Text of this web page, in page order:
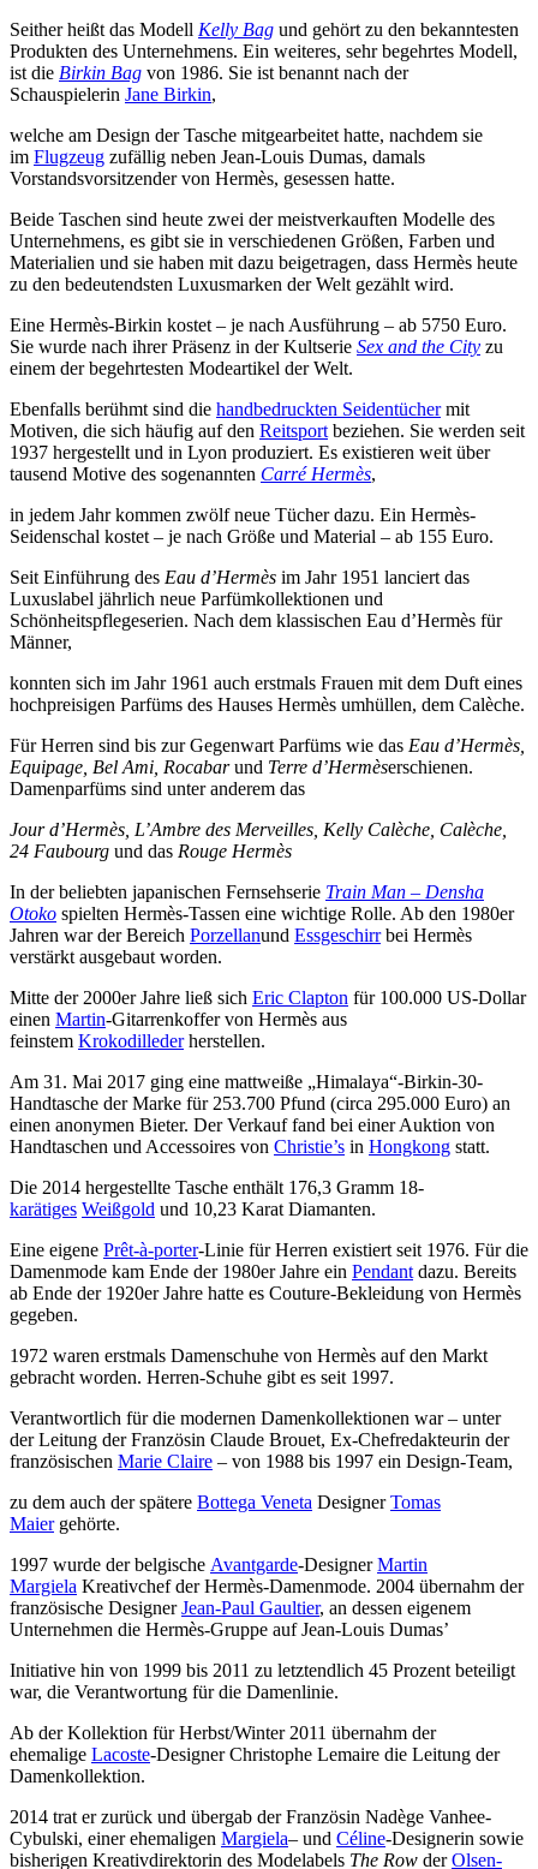
Seither heißt das Modell Kelly Bag und gehört zu den bekanntesten
Produkten des Unternehmens. Ein weiteres, sehr begehrtes Modell,
ist die Birkin Bag von 1986. Sie ist benannt nach der
Schauspielerin Jane Birkin,
welche am Design der Tasche mitgearbeitet hatte, nachdem sie
im Flugzeug zufällig neben Jean-Louis Dumas, damals
Vorstandsvorsitzender von Hermès, gesessen hatte.
Beide Taschen sind heute zwei der meistverkauften Modelle des
Unternehmens, es gibt sie in verschiedenen Größen, Farben und
Materialien und sie haben mit dazu beigetragen, dass Hermès heute
zu den bedeutendsten Luxusmarken der Welt gezählt wird.
Eine Hermès-Birkin kostet – je nach Ausführung – ab 5750 Euro.
Sie wurde nach ihrer Präsenz in der Kultserie Sex and the City zu
einem der begehrtesten Modeartikel der Welt.
Ebenfalls berühmt sind die handbedruckten Seidentüchermit
Motiven, die sich häufig auf den Reitsport beziehen. Sie werden seit
1937 hergestellt und in Lyon produziert. Es existieren weit über
tausend Motive des sogenannten Carré Hermès,
in jedem Jahr kommen zwölf neue Tücher dazu. Ein Hermès-
Seidenschal kostet – je nach Größe und Material – ab 155 Euro.
Seit Einführung des Eau d’Hermès im Jahr 1951 lanciert das
Luxuslabel jährlich neue Parfümkollektionen und
Schönheitspflegeserien. Nach dem klassischen Eau d’Hermès für
Männer,
konnten sich im Jahr 1961 auch erstmals Frauen mit dem Duft eines
hochpreisigen Parfüms des Hauses Hermès umhüllen, dem Calèche.
Für Herren sind bis zur Gegenwart Parfüms wie das Eau d’Hermès,
Equipage, Bel Ami, Rocabarund Terre d’Hermèserschienen.
Damenparfüms sind unter anderem das
Jour d’Hermès, L’Ambre des Merveilles, Kelly Calèche, Calèche,
24 Faubourg und das Rouge Hermès
In der beliebten japanischen Fernsehserie Train Man – Densha
Otoko spielten Hermès-Tassen eine wichtige Rolle. Ab den 1980er
Jahren war der Bereich Porzellanund Essgeschirrbei Hermès
verstärkt ausgebaut worden.
Mitte der 2000er Jahre ließ sich Eric Clapton für 100.000 US-Dollar
einen Martin-Gitarrenkoffer von Hermès aus
feinstem Krokodillederherstellen.
Am 31. Mai 2017 ging eine mattweiße „Himalaya“-Birkin-30-
Handtasche der Marke für 253.700 Pfund (circa 295.000 Euro) an
einen anonymen Bieter. Der Verkauf fand bei einer Auktion von
Handtaschen und Accessoires von Christie’s in Hongkong statt.
Die 2014 hergestellte Tasche enthält 176,3 Gramm 18-
karätiges Weißgold und 10,23 Karat Diamanten.
Eine eigene Prêt-à-porter-Linie für Herren existiert seit 1976. Für die
Damenmode kam Ende der 1980er Jahre ein Pendant dazu. Bereits
ab Ende der 1920er Jahre hatte es Couture-Bekleidung von Hermès
gegeben.
1972 waren erstmals Damenschuhe von Hermès auf den Markt
gebracht worden. Herren-Schuhe gibt es seit 1997.
Verantwortlich für die modernen Damenkollektionen war – unter
der Leitung der Französin Claude Brouet, Ex-Chefredakteurin der
französischen Marie Claire – von 1988 bis 1997 ein Design-Team,
zu dem auch der spätere Bottega Veneta DesignerTomas
Maiergehörte.
1997 wurde der belgische Avantgarde-DesignerMartin
Margiela Kreativchef der Hermès-Damenmode. 2004 übernahm der
französische DesignerJean-Paul Gaultier, an dessen eigenem
Unternehmen die Hermès-Gruppe auf Jean-Louis Dumas’
Initiative hin von 1999 bis 2011 zu letztendlich 45 Prozent beteiligt
war, die Verantwortung für die Damenlinie.
Ab der Kollektion für Herbst/Winter 2011 übernahm der
ehemalige Lacoste-Designer Christophe Lemaire die Leitung der
Damenkollektion.
2014 trat er zurück und übergab der Französin Nadège Vanhee-
Cybulski, einer ehemaligen Margiela– und Céline-Designerin sowie
bisherigen Kreativdirektorin des Modelabels The Row derOlsen-